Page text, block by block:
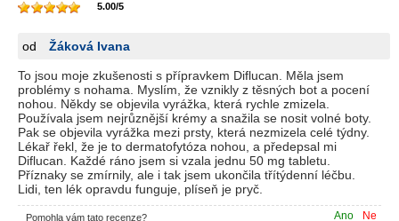
5.00/5
od Žáková Ivana
To jsou moje zkušenosti s přípravkem Diflucan. Měla jsem
problémy s nohama. Myslím, že vznikly z těsných bot a pocení
nohou. Někdy se objevila vyrážka, která rychle zmizela.
Používala jsem nejrůznější krémy a snažila se nosit volné boty.
Pak se objevila vyrážka mezi prsty, která nezmizela celé týdny.
Lékař řekl, že je to dermatofytóza nohou, a předepsal mi
Diflucan. Každé ráno jsem si vzala jednu 50 mg tabletu.
Příznaky se zmírnily, ale i tak jsem ukončila třítýdenní léčbu.
Lidi, ten lék opravdu funguje, plíseň je pryč.
Ne
Ano
Pomohla vám tato recenze?